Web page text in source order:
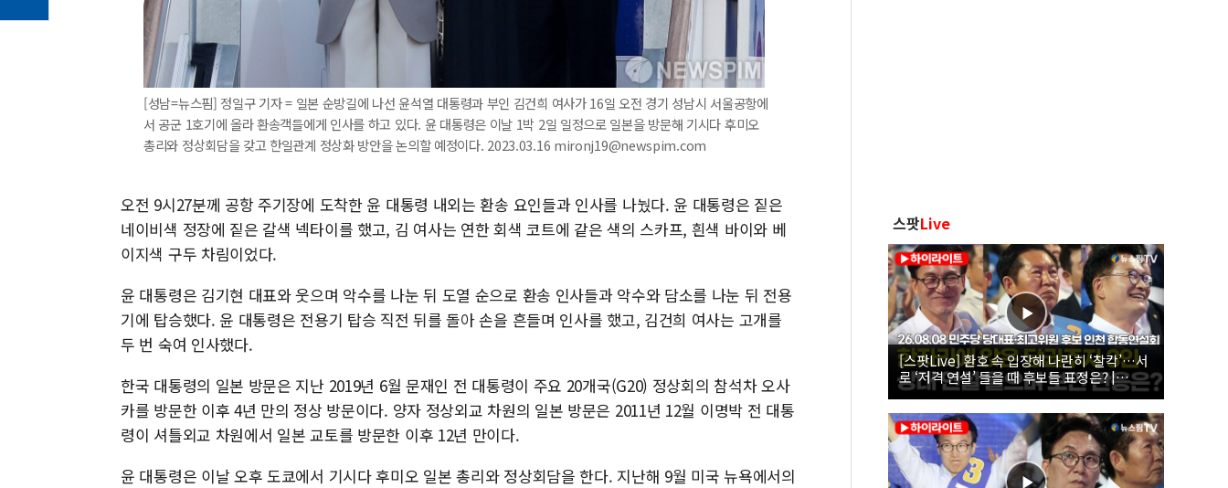
[성남=뉴스핌] 정일구 기자 = 일본 순방길에 나선 윤석열 대통령과 부인 김건희 여사가 16일 오전 경기 성남시 서울공항에
서 공군 1호기에 올라 환송객들에게 인사를 하고 있다. 윤 대통령은 이날 1박 2일 일정으로 일본을 방문해 기시다 후미오
총리와 정상회담을 갖고 한일관계 정상화 방안을 논의할 예정이다. 2023.03.16 mironj19@newspim.com
오전 9시27분께 공항 주기장에 도착한 윤 대통령 내외는 환송 요인들과 인사를 나눴다. 윤 대통령은 짙은
네이비색 정장에 짙은 갈색 넥타이를 했고, 김 여사는 연한 회색 코트에 같은 색의 스카프, 흰색 바이와 베
이지색 구두 차림이었다.
윤 대통령은 김기현 대표와 웃으며 악수를 나눈 뒤 도열 순으로 환송 인사들과 악수와 담소를 나눈 뒤 전용
기에 탑승했다. 윤 대통령은 전용기 탑승 직전 뒤를 돌아 손을 흔들며 인사를 했고, 김건희 여사는 고개를
두 번 숙여 인사했다.
한국 대통령의 일본 방문은 지난 2019년 6월 문재인 전 대통령이 주요 20개국(G20) 정상회의 참석차 오사
카를 방문한 이후 4년 만의 정상 방문이다. 양자 정상외교 차원의 일본 방문은 2011년 12월 이명박 전 대통
령이 셔틀외교 차원에서 일본 교토를 방문한 이후 12년 만이다.
윤 대통령은 이날 오후 도쿄에서 기시다 후미오 일본 총리와 정상회담을 한다. 지난해 9월 미국 뉴욕에서의
스팟Live
[스팟Live] 환호 속 입장해 나란히 ‘찰칵’…서
로 ‘저격 연설’ 들을 때 후보들 표정은? |
26.08.08 더불어민주당 당대표·최고위원 후
보 인천 합동연설회